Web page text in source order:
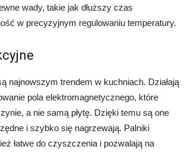
wady, takie jak dłuższy czas
w precyzyjnym regulowaniu temperatury.
najnowszym trendem w kuchniach. Działają
pola elektromagnetycznego, które
a nie samą płytę. Dzięki temu są one
i szybko się nagrzewają. Palniki
łatwe do czyszczenia i pozwalają na